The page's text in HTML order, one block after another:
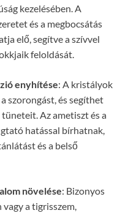
kezelésében. A
és a megbocsátás
elő, segítve a szívvel
feloldását.
enyhítése: A kristályok
szorongást, és segíthet
Az ametiszt és a
hatással bírhatnak,
és a belső
növelése: Bizonyos
a tigrisszem,